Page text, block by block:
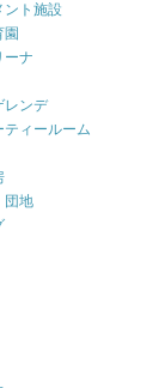
ント施設
ナ
ンデ
ィールーム
地